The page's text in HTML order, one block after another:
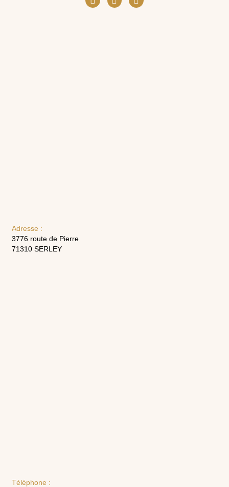
Téléphone :
Adresse :
3776 route de Pierre
71310 SERLEY